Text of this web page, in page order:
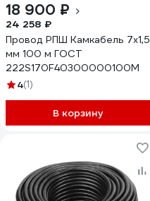
18 900 ₽
24 258 ₽
Провод РПШ Камкабель 7x1,5
мм 100 м ГОСТ
222S170F40300000100М
4(1)
В корзину